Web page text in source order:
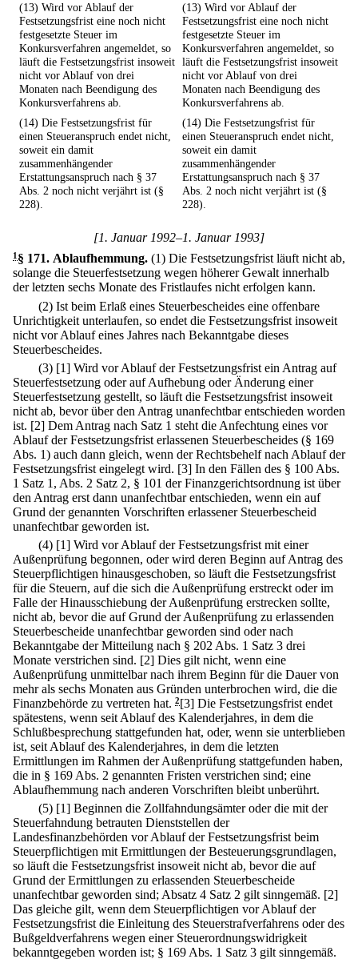
(13) Wird vor Ablauf der
Festsetzungsfrist eine noch nicht
festgesetzte Steuer im
Konkursverfahren angemeldet, so
läuft die Festsetzungsfrist insoweit
nicht vor Ablauf von drei
Monaten nach Beendigung des
Konkursverfahrens ab.
(13) Wird vor Ablauf der
Festsetzungsfrist eine noch nicht
festgesetzte Steuer im
Konkursverfahren angemeldet, so
läuft die Festsetzungsfrist insoweit
nicht vor Ablauf von drei
Monaten nach Beendigung des
Konkursverfahrens ab.
(14) Die Festsetzungsfrist für
einen Steueranspruch endet nicht,
soweit ein damit
zusammenhängender
Erstattungsanspruch nach § 37
Abs. 2 noch nicht verjährt ist (§
228).
(14) Die Festsetzungsfrist für
einen Steueranspruch endet nicht,
soweit ein damit
zusammenhängender
Erstattungsanspruch nach § 37
Abs. 2 noch nicht verjährt ist (§
228).
[1. Januar 1992–1. Januar 1993]
1§ 171. Ablaufhemmung. (1) Die Festsetzungsfrist läuft nicht ab,
solange die Steuerfestsetzung wegen höherer Gewalt innerhalb
der letzten sechs Monate des Fristlaufes nicht erfolgen kann.
(2) Ist beim Erlaß eines Steuerbescheides eine offenbare
Unrichtigkeit unterlaufen, so endet die Festsetzungsfrist insoweit
nicht vor Ablauf eines Jahres nach Bekanntgabe dieses
Steuerbescheides.
(3) [1] Wird vor Ablauf der Festsetzungsfrist ein Antrag auf
Steuerfestsetzung oder auf Aufhebung oder Änderung einer
Steuerfestsetzung gestellt, so läuft die Festsetzungsfrist insoweit
nicht ab, bevor über den Antrag unanfechtbar entschieden worden
ist. [2] Dem Antrag nach Satz 1 steht die Anfechtung eines vor
Ablauf der Festsetzungsfrist erlassenen Steuerbescheides (§ 169
Abs. 1) auch dann gleich, wenn der Rechtsbehelf nach Ablauf der
Festsetzungsfrist eingelegt wird. [3] In den Fällen des § 100 Abs.
1 Satz 1, Abs. 2 Satz 2, § 101 der Finanzgerichtsordnung ist über
den Antrag erst dann unanfechtbar entschieden, wenn ein auf
Grund der genannten Vorschriften erlassener Steuerbescheid
unanfechtbar geworden ist.
(4) [1] Wird vor Ablauf der Festsetzungsfrist mit einer
Außenprüfung begonnen, oder wird deren Beginn auf Antrag des
Steuerpflichtigen hinausgeschoben, so läuft die Festsetzungsfrist
für die Steuern, auf die sich die Außenprüfung erstreckt oder im
Falle der Hinausschiebung der Außenprüfung erstrecken sollte,
nicht ab, bevor die auf Grund der Außenprüfung zu erlassenden
Steuerbescheide unanfechtbar geworden sind oder nach
Bekanntgabe der Mitteilung nach § 202 Abs. 1 Satz 3 drei
Monate verstrichen sind. [2] Dies gilt nicht, wenn eine
Außenprüfung unmittelbar nach ihrem Beginn für die Dauer von
mehr als sechs Monaten aus Gründen unterbrochen wird, die die
Finanzbehörde zu vertreten hat. 2[3] Die Festsetzungsfrist endet
spätestens, wenn seit Ablauf des Kalenderjahres, in dem die
Schlußbesprechung stattgefunden hat, oder, wenn sie unterblieben
ist, seit Ablauf des Kalenderjahres, in dem die letzten
Ermittlungen im Rahmen der Außenprüfung stattgefunden haben,
die in § 169 Abs. 2 genannten Fristen verstrichen sind; eine
Ablaufhemmung nach anderen Vorschriften bleibt unberührt.
(5) [1] Beginnen die Zollfahndungsämter oder die mit der
Steuerfahndung betrauten Dienststellen der
Landesfinanzbehörden vor Ablauf der Festsetzungsfrist beim
Steuerpflichtigen mit Ermittlungen der Besteuerungsgrundlagen,
so läuft die Festsetzungsfrist insoweit nicht ab, bevor die auf
Grund der Ermittlungen zu erlassenden Steuerbescheide
unanfechtbar geworden sind; Absatz 4 Satz 2 gilt sinngemäß. [2]
Das gleiche gilt, wenn dem Steuerpflichtigen vor Ablauf der
Festsetzungsfrist die Einleitung des Steuerstrafverfahrens oder des
Bußgeldverfahrens wegen einer Steuerordnungswidrigkeit
bekanntgegeben worden ist; § 169 Abs. 1 Satz 3 gilt sinngemäß.